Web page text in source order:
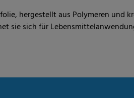
hergestellt aus Polymeren und
sie sich für